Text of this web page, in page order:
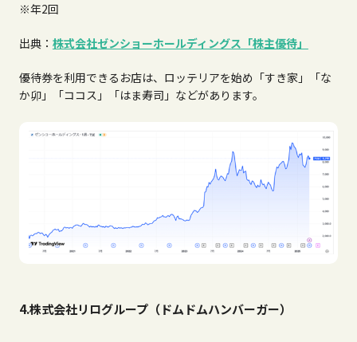
※年2回
出典： 株式会社ゼンショーホールディングス「株主優待」
優待券を利用できるお店は、ロッテリアを始め「すき家」「な
か卯」「ココス」「はま寿司」などがあります。
4.株式会社リログループ（ドムドムハンバーガー）